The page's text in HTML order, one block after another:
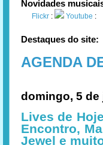
Novidades
Flickr : Youtube :
Destaques do site:
AGENDA
domingo, 5 de
Lives de
Encontro,
Jewel e